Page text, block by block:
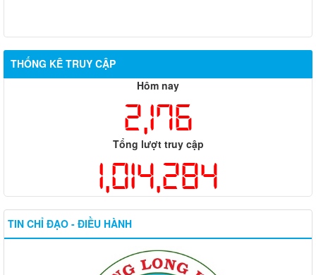
THỐNG KÊ TRUY CẬP
Hôm nay
2,176
Tổng lượt truy cập
1,014,284
TIN CHỈ ĐẠO - ĐIỀU HÀNH